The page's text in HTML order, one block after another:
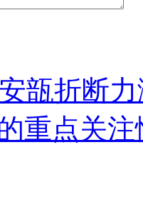
瓿折断
重点关注